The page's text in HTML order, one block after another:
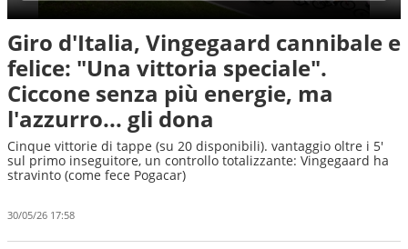
Giro d'Italia, Vingegaard cannibale e
felice: "Una vittoria speciale".
Ciccone senza più energie, ma
l'azzurro... gli dona
Cinque vittorie di tappe (su 20 disponibili). vantaggio oltre i 5'
sul primo inseguitore, un controllo totalizzante: Vingegaard ha
stravinto (come fece Pogacar)
30/05/26 17:58